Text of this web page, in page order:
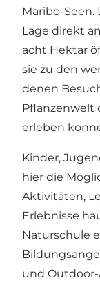
Maribo-Seen.
Lage direkt
acht Hektar
sie zu den
denen
Pflanzenwelt
erleben
Kinder,
hier die
Aktivitäten,
Erlebnisse
Naturschule
und